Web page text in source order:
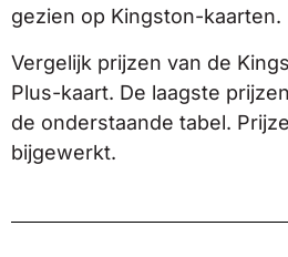
gezien op Kingston-kaarten.
Vergelijk prijzen van de
Plus-kaart. De laagste
de onderstaande tabel.
bijgewerkt.